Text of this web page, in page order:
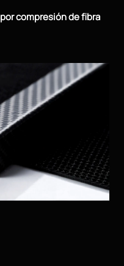
compresión de fibra